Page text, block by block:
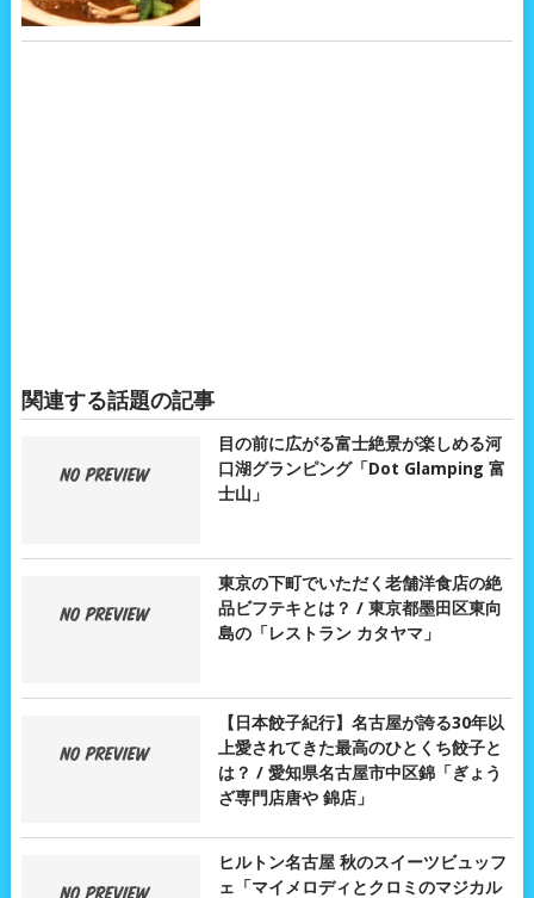
関連する話題の記事
目の前に広がる富士絶景が楽しめる河
口湖グランピング「Dot Glamping 富
士山」
東京の下町でいただく老舗洋食店の絶
品ビフテキとは？ / 東京都墨田区東向
島の「レストラン カタヤマ」
【日本餃子紀行】名古屋が誇る30年以
上愛されてきた最高のひとくち餃子と
は？ / 愛知県名古屋市中区錦「ぎょう
ざ専門店唐や 錦店」
ヒルトン名古屋 秋のスイーツビュッフ
ェ「マイメロディとクロミのマジカル